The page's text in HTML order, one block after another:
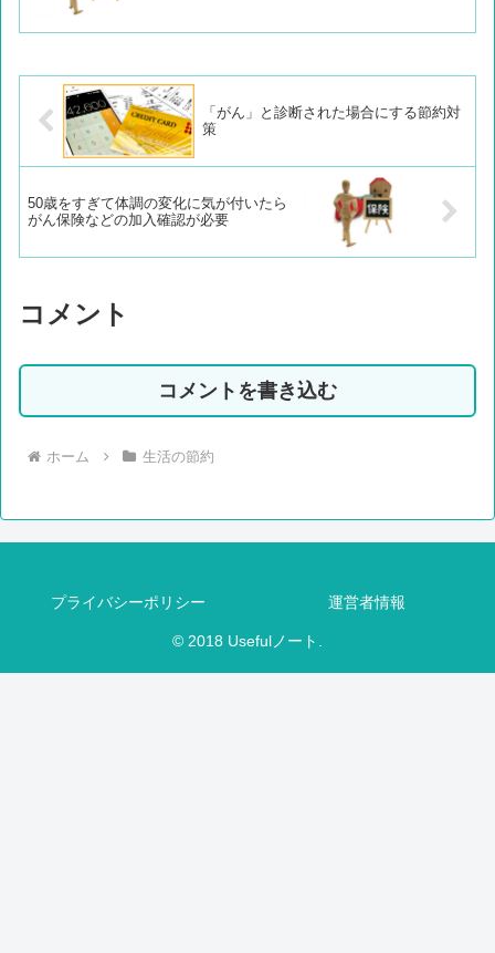
「がん」と診断された場合にする節約対
策
50歳をすぎて体調の変化に気が付いたら
がん保険などの加入確認が必要
コメント
コメントを書き込む
ホーム 生活の節約
プライバシーポリシー 運営者情報
© 2018 Usefulノート.